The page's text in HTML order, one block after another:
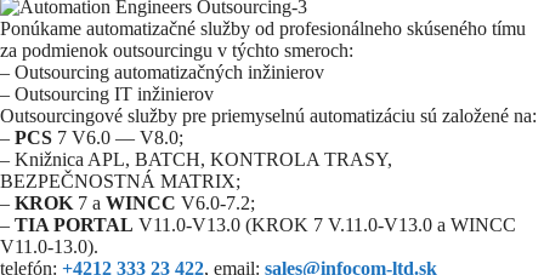
Ponúkame automatizačné služby od profesionálneho skúseného tímu
za podmienok outsourcingu v týchto smeroch:
– Outsourcing automatizačných inžinierov
– Outsourcing IT inžinierov
Outsourcingové služby pre priemyselnú automatizáciu sú založené na:
– PCS 7 V6.0 — V8.0;
– Knižnica APL, BATCH, KONTROLA TRASY,
BEZPEČNOSTNÁ MATRIX;
– KROK 7 a WINCC V6.0-7.2;
– TIA PORTAL V11.0-V13.0 (KROK 7 V.11.0-V13.0 a WINCC
V11.0-13.0).
telefón: +4212 333 23 422, email: sales@infocom-ltd.sk